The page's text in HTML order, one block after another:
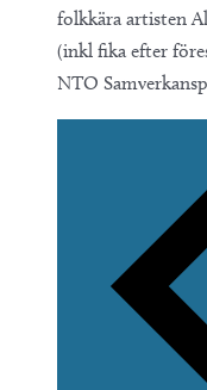
folkkära artisten
(inkl fika efter
NTO